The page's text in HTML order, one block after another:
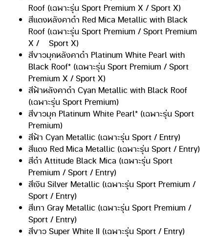
Roof (เฉพาะรุ่น Sport Premium X / Sport X)
สีแดงหลังคาดำ Red Mica Metallic with Black
Roof (เฉพาะรุ่น Sport Premium / Sport Premium
X /
Sport X)
สีขาวมุกหลังคาดำ Platinum White Pearl with
Black Roof* (เฉพาะรุ่น Sport Premium / Sport
Premium X / Sport X)
สีฟ้าหลังคาดำ Cyan Metallic with Black Roof
(เฉพาะรุ่น Sport Premium)
สีขาวมุก Platinum White Pearl* (เฉพาะรุ่น Sport
Premium)
สีฟ้า Cyan Metallic (เฉพาะรุ่น Sport / Entry)
สีแดง Red Mica Metallic (เฉพาะรุ่น Sport / Entry)
สีดำ Attitude Black Mica (เฉพาะรุ่น Sport
Premium / Sport / Entry)
สีเงิน Silver Metallic (เฉพาะรุ่น Sport Premium /
Sport / Entry)
สีเทา Gray Metallic (เฉพาะรุ่น Sport Premium /
Sport / Entry)
สีขาว Super White II (เฉพาะรุ่น Sport / Entry)